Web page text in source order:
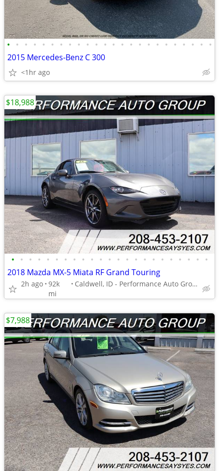
• • • • • • • • • • • • • • • • • • • • • • • •
2015 Mercedes-Benz C 300
<1hr ago
• • • • • • • • • • • • • • • • • • • • • • •
2018 Mazda MX-5 Miata RF Grand Touring
2h ago 92k
mi
Caldwell, ID - Performance Auto Group
$18,988
$7,988